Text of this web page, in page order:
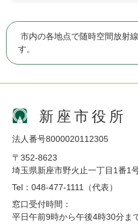
市内の各地点で随時空間放射
す。
新座市役所
法人番号8000020112305
〒352-8623
埼玉県新座市野火止一丁目1番1
Tel：048-477-1111（代表）
窓口受付時間：
平日午前9時から午後4時30分ま